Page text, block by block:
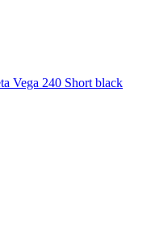
Vega 240 Short black